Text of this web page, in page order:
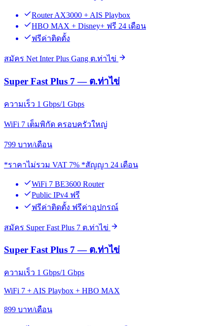
Router AX3000 + AIS Playbox
HBO MAX + Disney+ ฟรี 24 เดือน
ฟรีค่าติดตั้ง
สมัคร Net Inter Plus Gang ต.ท่าไข่
Super Fast Plus 7 — ต.ท่าไข่
ความเร็ว 1 Gbps/1 Gbps
WiFi 7 เต็มพิกัด ครอบครัวใหญ่
799 บาท/เดือน
*ราคาไม่รวม VAT 7% *สัญญา 24 เดือน
WiFi 7 BE3600 Router
Public IPv4 ฟรี
ฟรีค่าติดตั้ง ฟรีค่าอุปกรณ์
สมัคร Super Fast Plus 7 ต.ท่าไข่
Super Fast Plus 7 — ต.ท่าไข่
ความเร็ว 1 Gbps/1 Gbps
WiFi 7 + AIS Playbox + HBO MAX
899 บาท/เดือน